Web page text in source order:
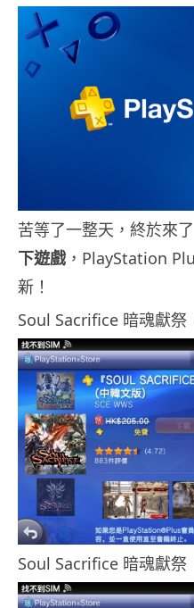
苦等了一整天，終於來
下遊戲 ，PlayStation
新！
Soul Sacrifice 暗魂獻祭
Soul Sacrifice 暗魂獻祭